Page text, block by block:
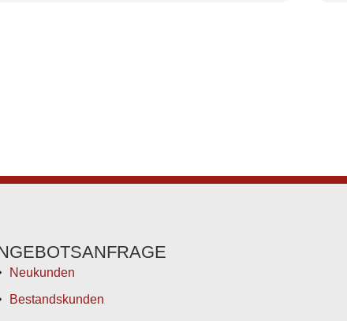
Neukunden
Bestandskunden